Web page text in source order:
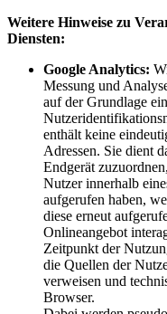
Weitere Hinweise zu
Diensten:
Google Analytics:
Messung und
auf der Grundlage
enthält keine
Adressen. Sie dient
Endgerät
Nutzer innerhalb
aufgerufen haben,
diese erneut
Onlineangebot
Zeitpunkt der
die Quellen der
verweisen und
Browser.